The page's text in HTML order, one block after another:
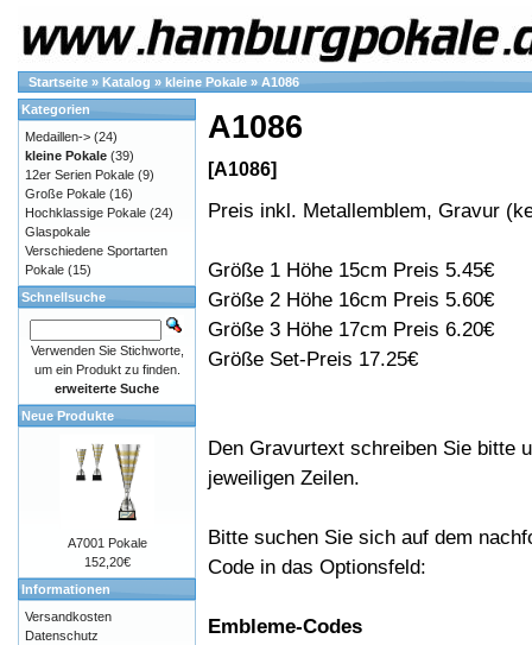
Startseite » Katalog » kleine Pokale » A1086
A1086
[A1086]
Preis inkl. Metallemblem, Gravur
Größe 1 Höhe 15cm Preis 5.45€
Größe 2 Höhe 16cm Preis 5.60€
Größe 3 Höhe 17cm Preis 6.20€
Größe Set-Preis 17.25€
Den Gravurtext schreiben Sie bitte
jeweiligen Zeilen.
Bitte suchen Sie sich auf dem
Code in das Optionsfeld:
Embleme-Codes
Kategorien
Medaillen-> (24)
kleine Pokale (39)
12er Serien Pokale (9)
Große Pokale (16)
Hochklassige Pokale (24)
Glaspokale
Verschiedene Sportarten
Pokale (15)
Schnellsuche
Verwenden Sie Stichworte,
um ein Produkt zu finden.
erweiterte Suche
Neue Produkte
A7001 Pokale
152,20€
Informationen
Versandkosten
Datenschutz